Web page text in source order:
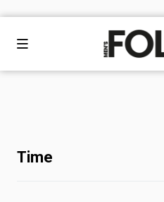
Time